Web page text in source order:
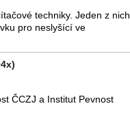
techniky. Jeden z nich
pro neslyšící ve
ČCZJ a Institut Pevnost